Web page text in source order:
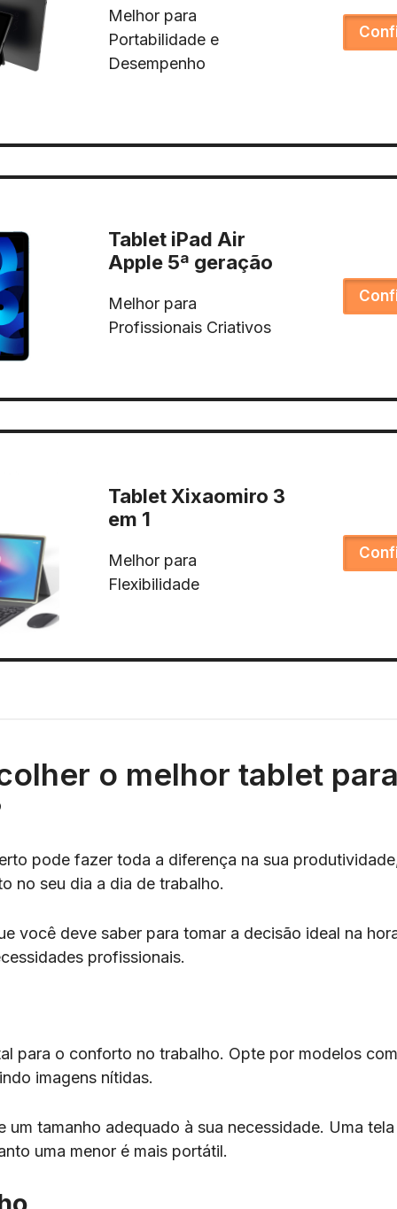
Melhor para
Portabilidade e
Desempenho
Tablet iPad Air
Apple 5ª geração
Melhor para
Profissionais Criativos
Tablet Xixaomiro 3
em 1
Melhor para
Flexibilidade
o melhor tablet para
pode fazer toda a diferença na sua
no seu dia a dia de trabalho.
você deve saber para tomar a decisão ideal na
profissionais.
para o conforto no trabalho. Opte por modelos
imagens nítidas.
um tamanho adequado à sua necessidade. Uma
uma menor é mais portátil.